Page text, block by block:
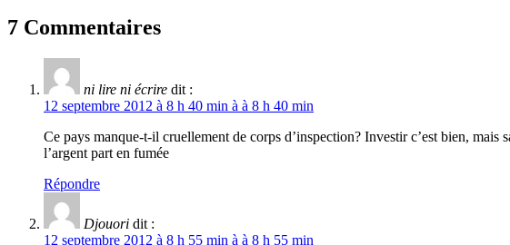
7 Commentaires
ni lire ni écrire dit :
12 septembre 2012 à 8 h 40 min à à 8 h 40 min
Ce pays manque-t-il cruellement de corps d’inspection? Investir c’est bien,
l’argent part en fumée
Répondre
Djouori dit :
12 septembre 2012 à 8 h 55 min à à 8 h 55 min